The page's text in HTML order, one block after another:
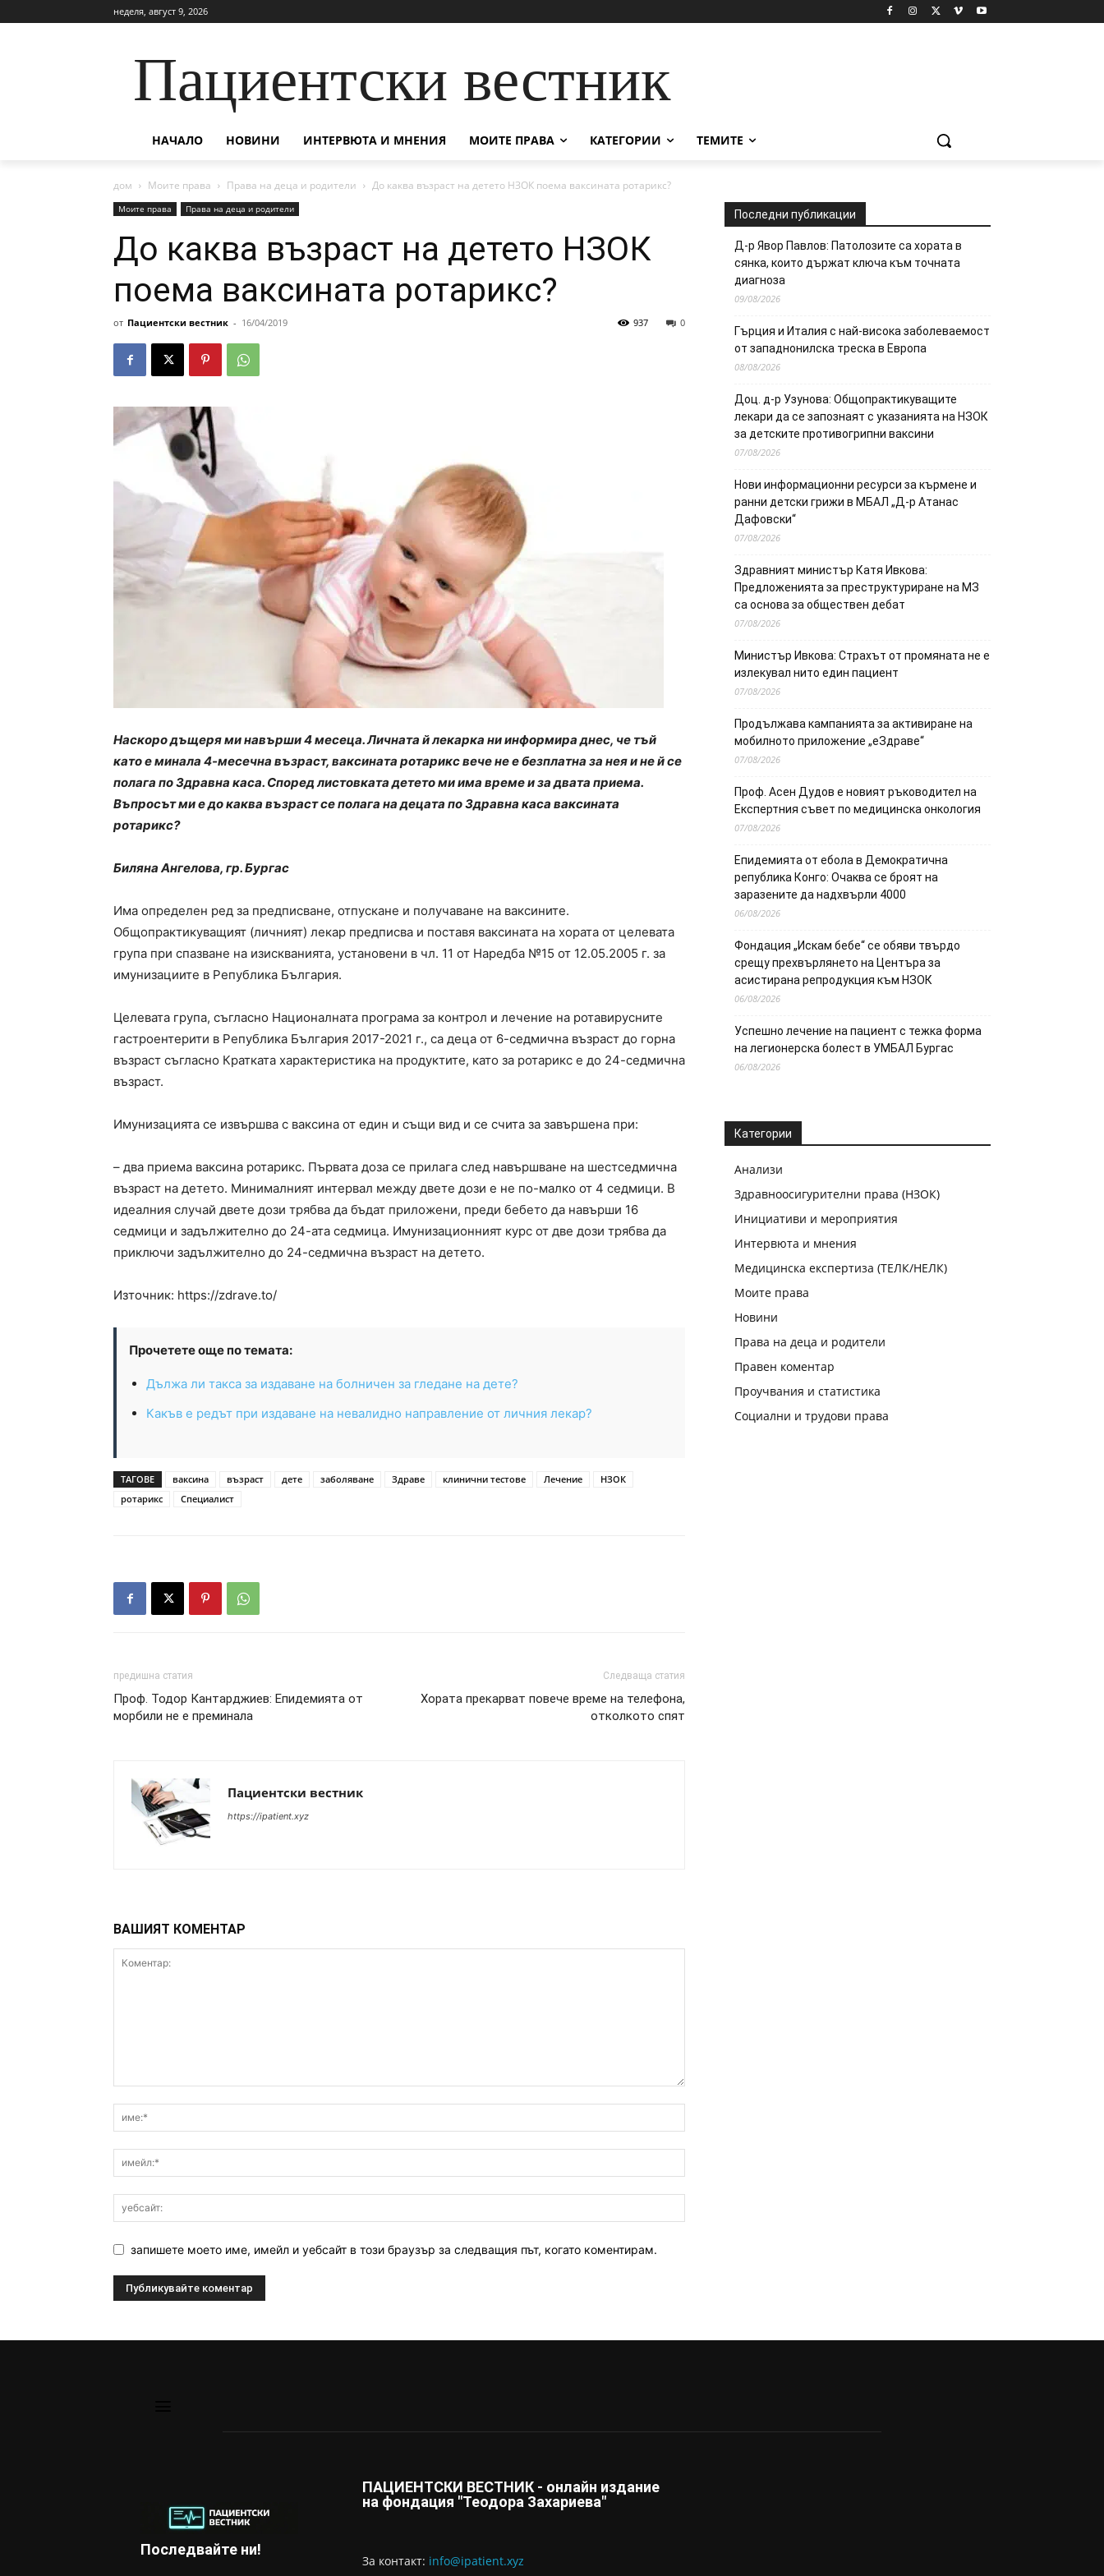
неделя, август 9, 2026
Пациентски вестник
НАЧАЛО НОВИНИ ИНТЕРВЮТА И МНЕНИЯ МОИТЕ ПРАВА КАТЕГОРИИ ТЕМИТЕ
дом Моите права Права на деца и родители До каква възраст на детето НЗОК поема ваксината ротарикс?
Моите права Права на деца и родители
До каква възраст на детето НЗОК
поема ваксината ротарикс?
от Пациентски вестник - 16/04/2019 0
937
Наскоро дъщеря ми навърши 4 месеца. Личната й лекарка ни информира днес, че тъй
като е минала 4-месечна възраст, ваксината ротарикс вече не е безплатна за нея и не й се
полага по Здравна каса. Според листовката детето ми има време и за двата приема.
Въпросът ми е до каква възраст се полага на децата по Здравна каса ваксината
ротарикс?
Биляна Ангелова, гр. Бургас
Има определен ред за предписване, отпускане и получаване на ваксините.
Общопрактикуващият (личният) лекар предписва и поставя ваксината на хората от целевата
група при спазване на изискванията, установени в чл. 11 от Наредба №15 от 12.05.2005 г. за
имунизациите в Република България.
Целевата група, съгласно Националната програма за контрол и лечение на ротавирусните
гастроентерити в Република България 2017-2021 г., са деца от 6-седмична възраст до горна
възраст съгласно Кратката характеристика на продуктите, като за ротарикс е до 24-седмична
възраст.
Имунизацията се извършва с ваксина от един и същи вид и се счита за завършена при:
– два приема ваксина ротарикс. Първата доза се прилага след навършване на шестседмична
възраст на детето. Минималният интервал между двете дози е не по-малко от 4 седмици. В
идеалния случай двете дози трябва да бъдат приложени, преди бебето да навърши 16
седмици и задължително до 24-ата седмица. Имунизационният курс от две дози трябва да
приключи задължително до 24-седмична възраст на детето.
Източник: https://zdrave.to/
Прочетете още по темата:
Дължа ли такса за издаване на болничен за гледане на дете?
Какъв е редът при издаване на невалидно направление от личния лекар?
ТАГОВЕ ваксина възраст дете заболяване Здраве клинични тестове Лечение
НЗОК
ротарикс
Специалист
предишна статия
Проф. Тодор Кантарджиев: Епидемията от
морбили не е преминала
Следваща статия
Хората прекарват повече време на телефона,
отколкото спят
Пациентски вестник
https://ipatient.xyz
ВАШИЯТ КОМЕНТАР
запишете моето име, имейл и уебсайт в този браузър за следващия път, когато коментирам.
Последни публикации
Д-р Явор Павлов: Патолозите са хората в
сянка, които държат ключа към точната
диагноза
09/08/2026
Гърция и Италия с най-висока заболеваемост
от западнонилска треска в Европа
08/08/2026
Доц. д-р Узунова: Общопрактикуващите
лекари да се запознаят с указанията на НЗОК
за детските противогрипни ваксини
07/08/2026
Нови информационни ресурси за кърмене и
ранни детски грижи в МБАЛ „Д-р Атанас
Дафовски“
07/08/2026
Здравният министър Катя Ивкова:
Предложенията за преструктуриране на МЗ
са основа за обществен дебат
07/08/2026
Министър Ивкова: Страхът от промяната не е
излекувал нито един пациент
07/08/2026
Продължава кампанията за активиране на
мобилното приложение „еЗдраве“
07/08/2026
Проф. Асен Дудов е новият ръководител на
Експертния съвет по медицинска онкология
07/08/2026
Епидемията от ебола в Демократична
република Конго: Очаква се броят на
заразените да надхвърли 4000
06/08/2026
Фондация „Искам бебе“ се обяви твърдо
срещу прехвърлянето на Центъра за
асистирана репродукция към НЗОК
06/08/2026
Успешно лечение на пациент с тежка форма
на легионерска болест в УМБАЛ Бургас
06/08/2026
Категории
Анализи
Здравноосигурителни права (НЗОК)
Инициативи и мероприятия
Интервюта и мнения
Медицинска експертиза (ТЕЛК/НЕЛК)
Моите права
Новини
Права на деца и родители
Правен коментар
Проучвания и статистика
Социални и трудови права
Последвайте ни!
ПАЦИЕНТСКИ ВЕСТНИК - онлайн издание
на фондация "Теодора Захариева"
За контaкт: info@ipatient.xyz